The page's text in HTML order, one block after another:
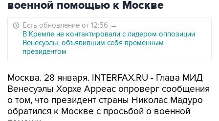
военной помощью к Москве
Есть обновление от 12:56 →
В Кремле не контактировали с лидером оппозиции
Венесуэлы, объявившим себя временным
президентом
Москва. 28 января. INTERFAX.RU - Глава МИД
Венесуэлы Хорхе Арреас опроверг сообщения
о том, что президент страны Николас Мадуро
обратился к Москве с просьбой о военной